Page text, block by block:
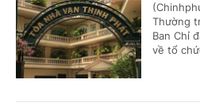
Thường
Ban Chỉ
về tổ